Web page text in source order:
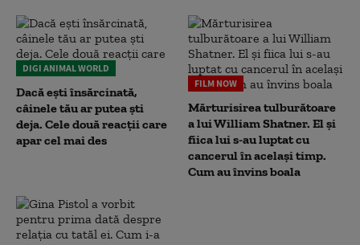
DIGI ANIMAL WORLD
Dacă ești însărcinată,
câinele tău ar putea ști
deja. Cele două reacții care
apar cel mai des
FILM NOW
Mărturisirea tulburătoare
a lui William Shatner. El și
fiica lui s-au luptat cu
cancerul în același timp.
Cum au învins boala